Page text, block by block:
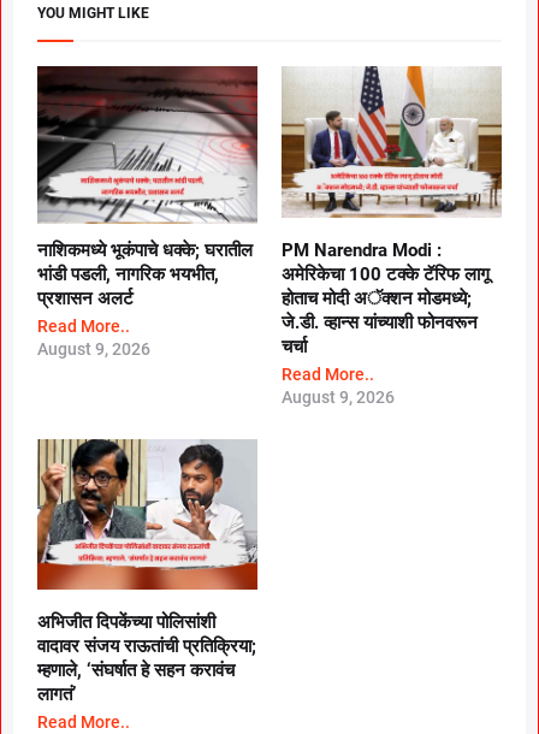
YOU MIGHT LIKE
नाशिकमध्ये भूकंपाचे धक्के; घरातील
भांडी पडली, नागरिक भयभीत,
प्रशासन अलर्ट
Read More..
August 9, 2026
PM Narendra Modi :
अमेरिकेचा 100 टक्के टॅरिफ लागू
होताच मोदी अॅक्शन मोडमध्ये;
जे.डी. व्हान्स यांच्याशी फोनवरून
चर्चा
Read More..
August 9, 2026
अभिजीत दिपकेंच्या पोलिसांशी
वादावर संजय राऊतांची प्रतिक्रिया;
म्हणाले, ‘संघर्षात हे सहन करावंच
लागतं’
Read More..